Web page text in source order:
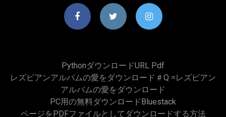
PythonダウンロードURL Pdf
レズビアンアルバムの愛をダウンロード＃q =レズビアン
アルバムの愛をダウンロード
PC用の無料ダウンロードbluestack
ページをPDFファイルとしてダウンロードする方法